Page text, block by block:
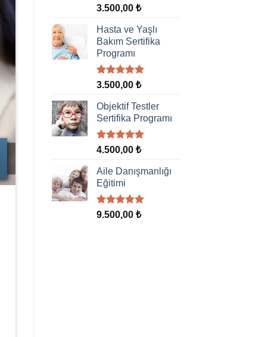
5 üzerinden
oy
aldı
3.500,00 ₺
Hasta ve Yaşlı
Bakım Sertifika
Programı
5 üzerinden
oy
aldı
3.500,00 ₺
Objektif Testler
Sertifika Programı
5 üzerinden
oy
aldı
4.500,00 ₺
Aile Danışmanlığı
Eğitimi
5 üzerinden
oy
9.500,00 ₺